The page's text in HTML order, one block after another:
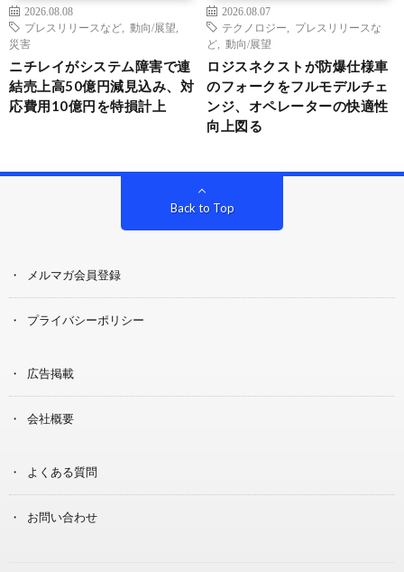
2026.08.08
プレスリリースなど
動向/展望
災害
ニチレイがシステム障害で連
結売上高50億円減見込み、対
応費用10億円を特損計上
2026.08.07
テクノロジー
プレスリリースな
ど
動向/展望
ロジスネクストが防爆仕様車
のフォークをフルモデルチェ
ンジ、オペレーターの快適性
向上図る
Back to Top
メルマガ会員登録
プライバシーポリシー
広告掲載
会社概要
よくある質問
お問い合わせ